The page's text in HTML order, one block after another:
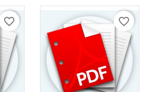
favorite_border favorite_border